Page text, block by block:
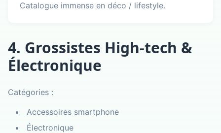
Catalogue immense en déco / lifestyle.
4. Grossistes High-tech &
Électronique
Catégories :
Accessoires smartphone
Électronique